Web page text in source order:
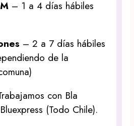
– 1 a 4 días hábiles
– 2 a 7 días hábiles
de la
con Bla
(Todo Chile).